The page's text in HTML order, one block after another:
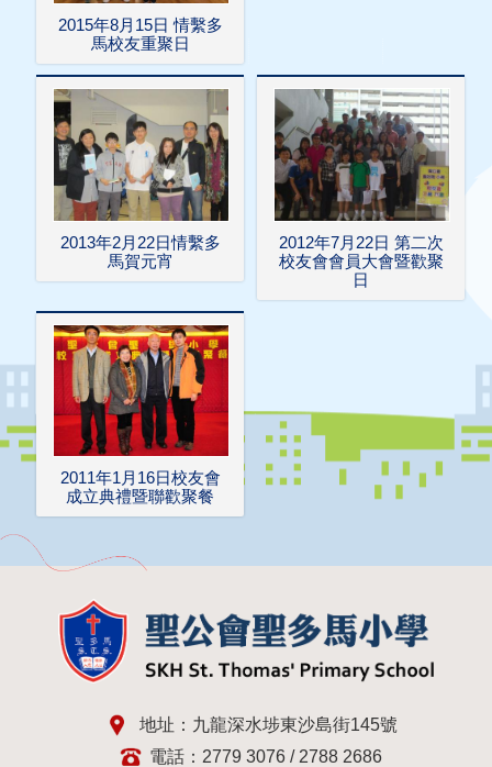
2015年8月15日 情繫多
馬校友重聚日
2013年2月22日情繫多
馬賀元宵
2012年7月22日 第二次
校友會會員大會暨歡聚
日
2011年1月16日校友會
成立典禮暨聯歡聚餐
地址：九龍深水埗東沙島街145號
電話：2779 3076 / 2788 2686